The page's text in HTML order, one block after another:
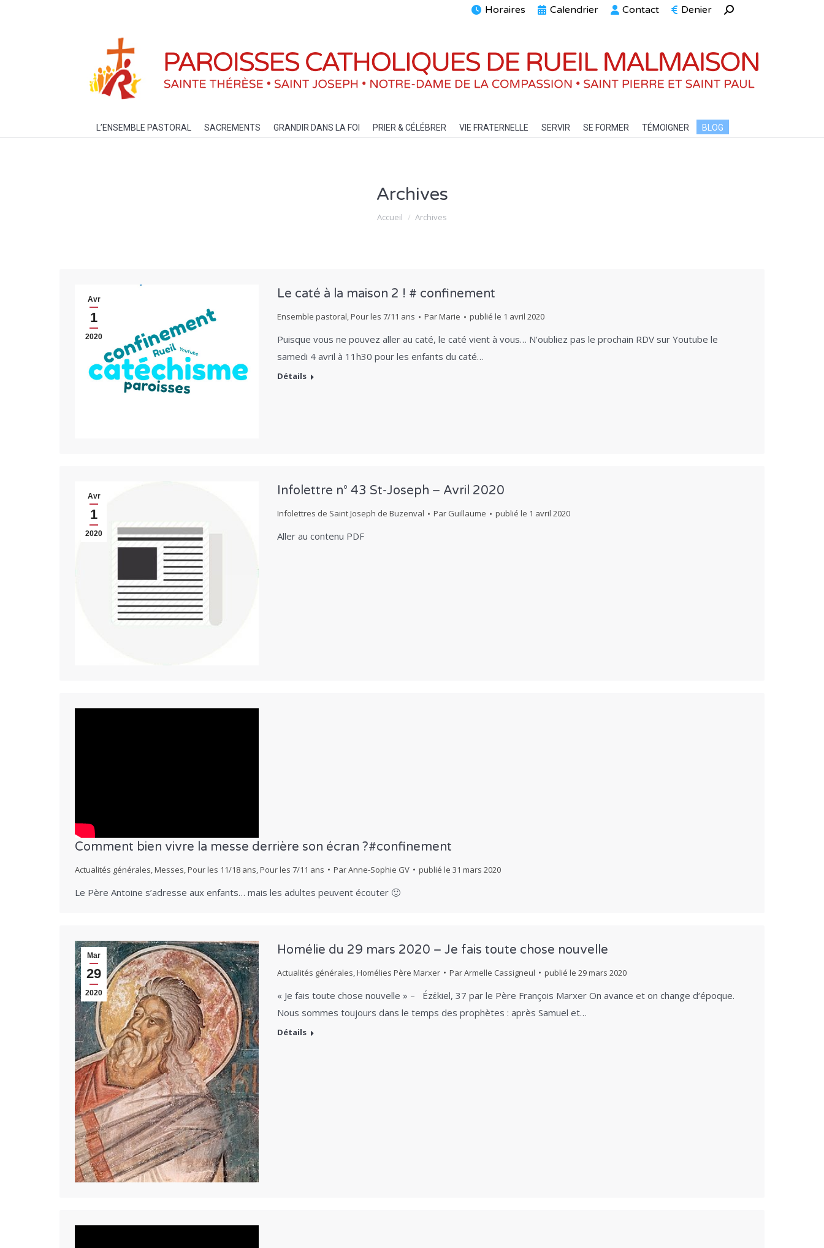
Horaires Calendrier Contact Denier
Recherche
L’ENSEMBLE PASTORAL SACREMENTS GRANDIR DANS LA FOI PRIER & CÉLÉBRER VIE FRATERNELLE SERVIR SE FORMER TÉMOIGNER BLOG
Archives
Vous êtes ici :
Accueil Archives
Avr
1
2020
Le caté à la maison 2 ! # confinement
Ensemble pastoral,Pour les 7/11 ans ParMarie publié le 1 avril 2020
Puisque vous ne pouvez aller au caté, le caté vient à vous… N’oubliez pas le prochain RDV sur Youtube le
samedi 4 avril à 11h30 pour les enfants du caté…
Détails
Avr
1
2020
Infolettre n° 43 St-Joseph – Avril 2020
Infolettres de Saint Joseph de Buzenval Par Guillaume publié le 1 avril 2020
Aller au contenu PDF
Comment bien vivre la messe derrière son écran ?#confinement
Actualités générales,Messes,Pour les 11/18 ans,Pour les 7/11 ans ParAnne-Sophie GV publié le 31 mars 2020
Le Père Antoine s’adresse aux enfants… mais les adultes peuvent écouter 🙂
Mar
29
2020
Homélie du 29 mars 2020 – Je fais toute chose nouvelle
Actualités générales,Homélies Père Marxer ParArmelle Cassigneul publié le 29 mars 2020
« Je fais toute chose nouvelle » – Ézἐkiel, 37 par le Père François Marxer On avance et on change d‘époque.
Nous sommes toujours dans le temps des prophètes : après Samuel et…
Détails
PRIER & CÉLÉBRER VIE FRATERNELLE SE FORMER TÉMOIGNER